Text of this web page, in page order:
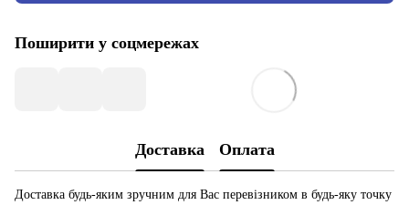
Поширити у соцмережах
Доставка Оплата
Доставка будь-яким зручним для Вас перевізником в будь-яку точку